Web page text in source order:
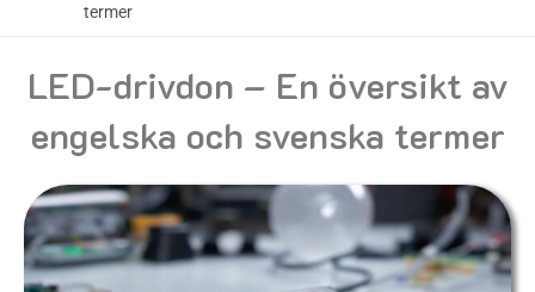
termer
LED-drivdon – En översikt av
engelska och svenska termer